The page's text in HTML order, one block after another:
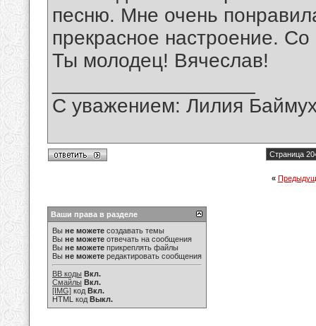
песню. Мне очень
прекрасное настроение.
Ты молодец! Вячеслав!
С уважением: Лилия
Страница
«
Ваши права в разделе
Вы не можете создавать темы
Вы не можете отвечать на сообщения
Вы не можете прикреплять файлы
Вы не можете редактировать сообщения
BB коды Вкл.
Смайлы Вкл.
[IMG] код Вкл.
HTML код Выкл.